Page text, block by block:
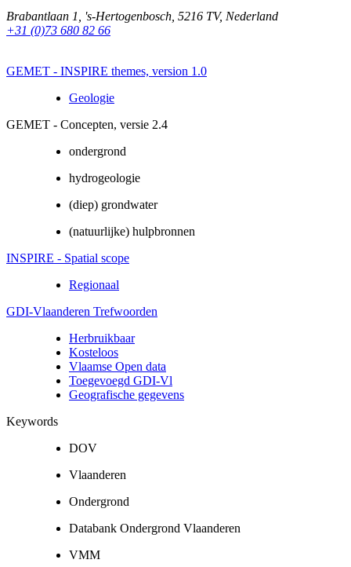
Brabantlaan 1 's-Hertogenbosch 5216 TV, Nederland
+31 (0)73 680 82 66
GEMET - INSPIRE themes, version 1.0
Geologie
GEMET - Concepten, versie 2.4
ondergrond
hydrogeologie
(diep) grondwater
(natuurlijke) hulpbronnen
INSPIRE - Spatial scope
Regionaal
GDI-Vlaanderen Trefwoorden
Herbruikbaar
Kosteloos
Vlaamse Open data
Toegevoegd GDI-Vl
Geografische gegevens
Keywords
DOV
Vlaanderen
Ondergrond
Databank Ondergrond Vlaanderen
VMM